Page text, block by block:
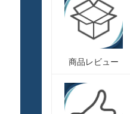
商品レビュー